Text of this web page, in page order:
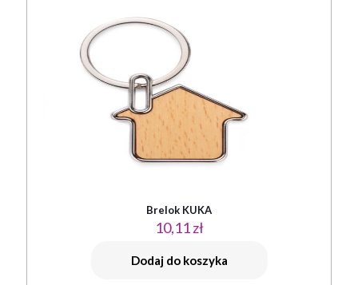
Brelok KUKA
10,11zł
Dodaj do koszyka